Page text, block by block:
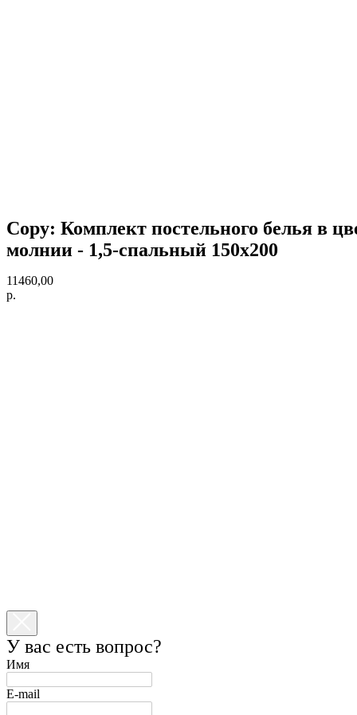
Copy: Комплект постельного белья в
молнии - 1,5-спальный 150х200
11460,00
р.
У вас есть вопрос?
Имя
E-mail